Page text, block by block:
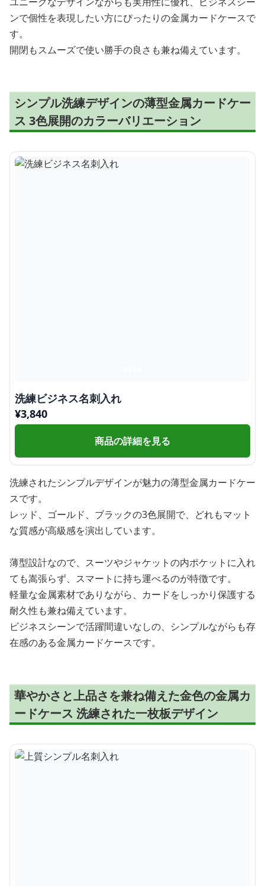
ンで個性を表現したい方にぴったりの金属カードケースで
す。
開閉もスムーズで使い勝手の良さも兼ね備えています。
シンプル洗練デザインの薄型金属カードケー
ス 3色展開のカラーバリエーション
洗練ビジネス名刺入れ
¥3,840
商品の詳細を見る
洗練されたシンプルデザインが魅力の薄型金属カードケー
スです。
レッド、ゴールド、ブラックの3色展開で、どれもマット
な質感が高級感を演出しています。
薄型設計なので、スーツやジャケットの内ポケットに入れ
ても嵩張らず、スマートに持ち運べるのが特徴です。
軽量な金属素材でありながら、カードをしっかり保護する
耐久性も兼ね備えています。
ビジネスシーンで活躍間違いなしの、シンプルながらも存
在感のある金属カードケースです。
華やかさと上品さを兼ね備えた金色の金属カ
ードケース 洗練された一枚板デザイン